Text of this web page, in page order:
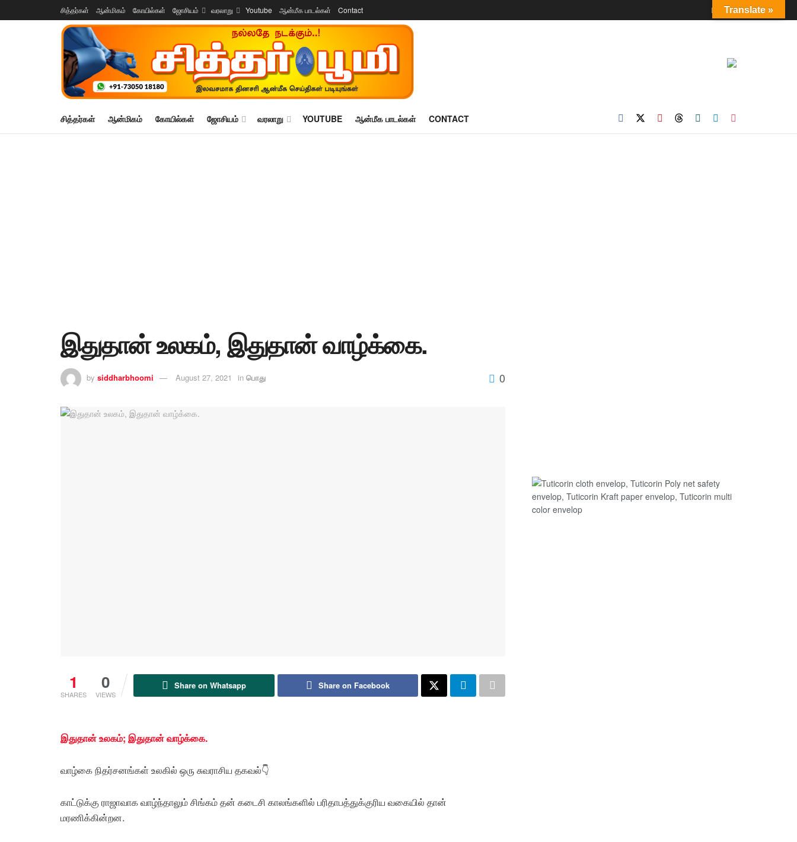
சித்தர்கள் ஆன்மிகம் கோயில்கள் ஜோசியம் வரலாறு Youtube ஆன்மீக பாடல்கள் Contact Login
சித்தர்கள் ஆன்மிகம் கோயில்கள் ஜோசியம் வரலாறு YOUTUBE ஆன்மீக பாடல்கள் CONTACT
இதுதான் உலகம், இதுதான் வாழ்க்கை.
by siddharbhoomi August 27, 2021 in பொது 0
1
SHARES
0
VIEWS
Share on Whatsapp Share on Facebook
இதுதான் உலகம்; இதுதான் வாழ்க்கை.
வாழ்கை நிதர்சனங்கள் உலகில் ஒரு சுவராசிய தகவல்👇
காட்டுக்கு ராஜாவாக வாழ்ந்தாலும் சிங்கம் தன் கடைசி காலங்களில் பரிதாபத்துக்குரிய வகையில் தான்
மரணிக்கின்றன.
Translate »